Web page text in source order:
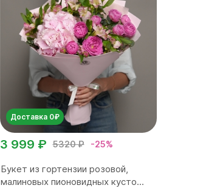
Доставка 0₽
5320 ₽ -25%
3 999 ₽
Букет из гортензии розовой,
малиновых пионовидных кусто...